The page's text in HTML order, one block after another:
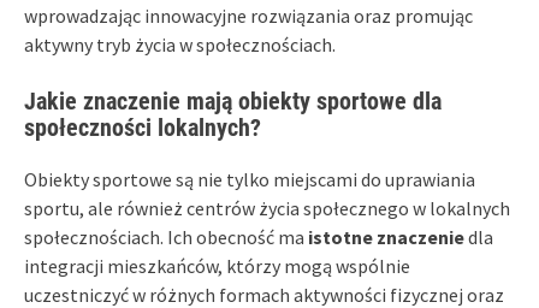
wprowadzając innowacyjne rozwiązania oraz promując
aktywny tryb życia w społecznościach.
Jakie znaczenie mają obiekty sportowe dla
społeczności lokalnych?
Obiekty sportowe są nie tylko miejscami do uprawiania
sportu, ale również centrów życia społecznego w lokalnych
społecznościach. Ich obecność ma istotne znaczeniedla
integracji mieszkańców, którzy mogą wspólnie
uczestniczyć w różnych formach aktywności fizycznej oraz